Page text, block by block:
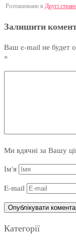
Розташовано в Другі
Залишити
Ваш e-mail не будет
*
Ми вдячні за Вашу
Ім'я
E-mail
Категорії